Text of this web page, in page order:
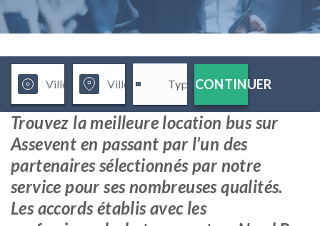
CONTINUER
Trouvez la meilleure location bus sur
Assevent en passant par l’un des
partenaires sélectionnés par notre
service pour ses nombreuses qualités.
Les accords établis avec les